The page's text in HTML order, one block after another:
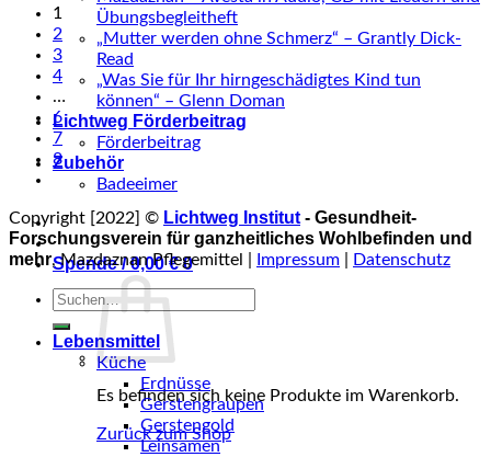
Übungsbegleitheft
„Mutter werden ohne Schmerz“ – Grantly Dick-
Read
„Was Sie für Ihr hirngeschädigtes Kind tun
können“ – Glenn Doman
Lichtweg Förderbeitrag
Förderbeitrag
Zubehör
Badeeimer
Spende /0,00€ 0
Es befinden sich keine Produkte im Warenkorb.
Zurück zum Shop
1
2
3
4
…
6
7
8
Copyright [2022] © Lichtweg Institut - Gesundheit-
Forschungsverein für ganzheitliches Wohlbefinden und
mehr, Mazdaznan Pflegemittel | Impressum Datenschutz
Suche
Lebensmittel
Küche
Erdnüsse
Gerstengraupen
Gerstengold
Leinsamen